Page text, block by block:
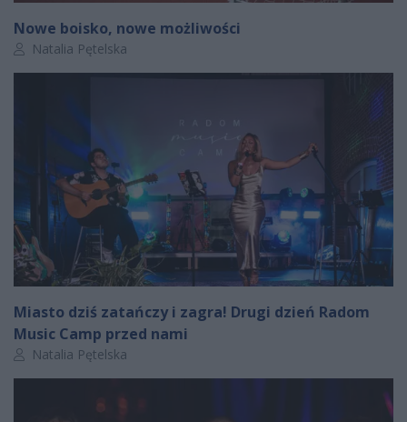
Nowe boisko, nowe możliwości
Autor artykułu:
Natalia Pętelska
Miasto dziś zatańczy i zagra! Drugi dzień Radom
Music Camp przed nami
Autor artykułu:
Natalia Pętelska